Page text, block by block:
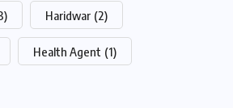
Haridwar (2)
Health Agent (1)